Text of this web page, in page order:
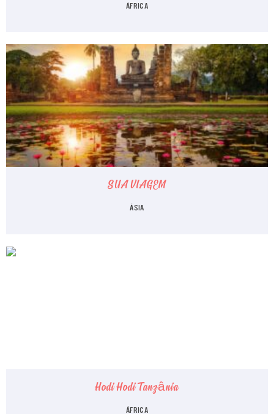
ÁFRICA
SUA VIAGEM
ÁSIA
Hodi Hodi Tanzânia
ÁFRICA